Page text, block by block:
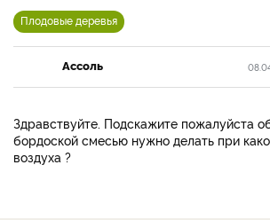
Плодовые деревья
Ассоль
Здравствуйте. Подскажите пожалуйста
бордоской смесью нужно делать при
воздуха ?